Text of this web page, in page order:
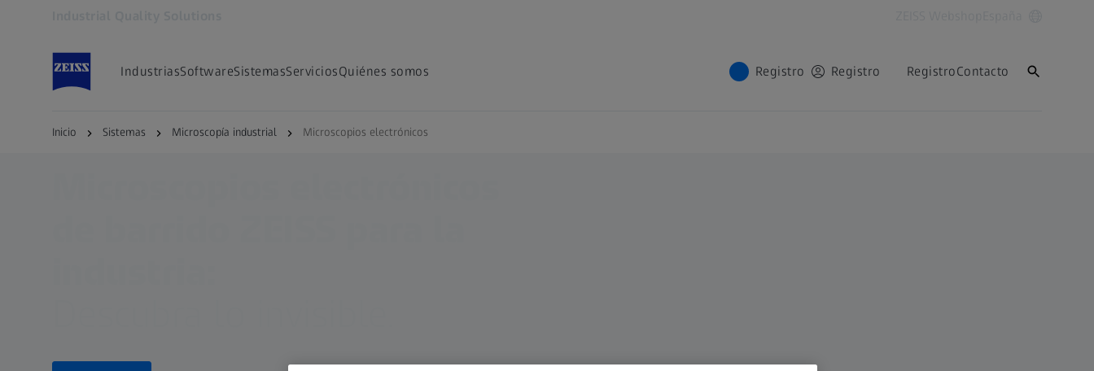
IndustriasSoftwareSistemasServiciosQuiénes somos Registro Registro RegistroContacto
Inicio Sistemas Microscopía industrial Microscopios electrónicos